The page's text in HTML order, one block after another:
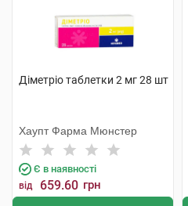
Діметріо таблетки 2 мг 28 шт
Хаупт Фарма Мюнстер
Є в наявності
від 659.60 грн